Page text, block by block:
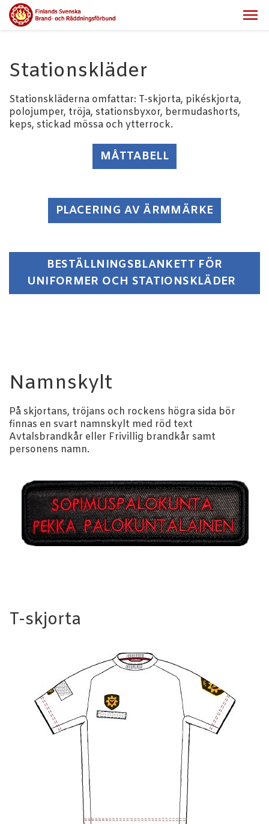
Stationskläder
Stationskläderna omfattar: T-skjorta, pikéskjorta,
polojumper, tröja, stationsbyxor, bermudashorts,
keps, stickad mössa och ytterrock.
MÅTTABELL
PLACERING AV ÄRMMÄRKE
BESTÄLLNINGSBLANKETT FÖR
UNIFORMER OCH STATIONSKLÄDER
Namnskylt
På skjortans, tröjans och rockens högra sida bör
finnas en svart namnskylt med röd text
Avtalsbrandkår eller Frivillig brandkår samt
personens namn.
T-skjorta